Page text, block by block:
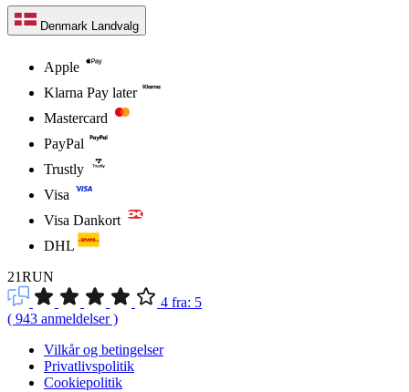
Denmark Landvalg
Apple
Klarna Pay later
Mastercard
PayPal
Trustly
Visa
Visa Dankort
DHL
21RUN
4 fra: 5
( 943 anmeldelser)
Vilkår og betingelser
Privatlivspolitik
Cookiepolitik